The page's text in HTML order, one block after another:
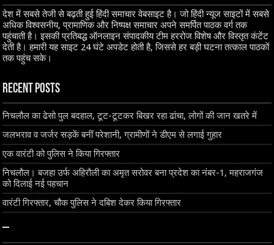
देश में सबसे तेजी से बढ़ती हुई हिंदी समाचार वेबसाइट है। जो हिंदी न्यूज साइटों में सबसे
अधिक विश्वसनीय, प्रामाणिक और निष्पक्ष समाचार अपने समर्पित पाठक वर्ग तक
पहुंचाती है। इसकी प्रतिबद्ध ऑनलाइन संपादकीय टीम हररोज विशेष और विस्तृत कंटेंट
देती है। हमारी यह साइट 24 घंटे अपडेट होती है, जिससे हर बड़ी घटना तत्काल पाठकों
तक पहुंच सके।
Recent Posts
निचलौल का ढेसो पुल बदहाल, टूट-टूटकर बिखर रहा ढांचा, लोगों की जान खतरे में
जलभराव व जर्जर सड़कें बनीं परेशानी, ग्रामीणों ने डीएम से लगाई गुहार
एक वारंटी को पुलिस ने किया गिरफ्तार
निचलौल। बजहा उर्फ अहिरौली का अमृत सरोवर बना प्रदेश का नंबर-1, महराजगंज
को दिलाई नई पहचान
वारंटी गिरफ्तार, चौक पुलिस ने दबिश देकर किया गिरफ्तार
–